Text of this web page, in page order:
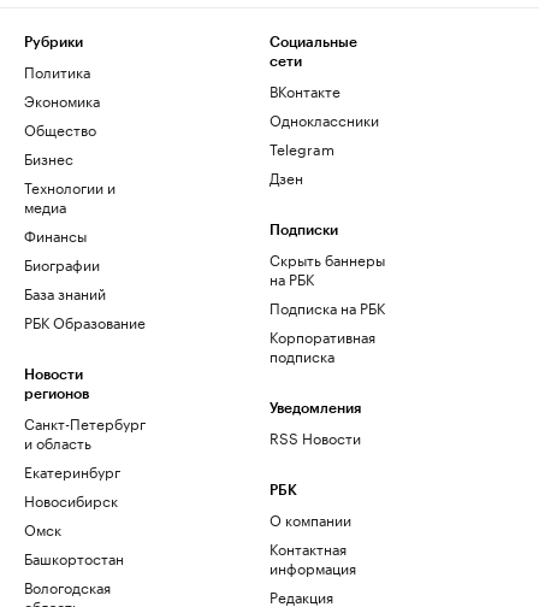
Рубрики
Политика
Экономика
Общество
Бизнес
Технологии и
медиа
Финансы
Биографии
База знаний
РБК Образование
Новости
регионов
Санкт-Петербург
и область
Екатеринбург
Новосибирск
Омск
Башкортостан
Вологодская
Социальные
сети
ВКонтакте
Одноклассники
Telegram
Дзен
Подписки
Скрыть баннеры
на РБК
Подписка на РБК
Корпоративная
подписка
Уведомления
RSS Новости
РБК
О компании
Контактная
информация
Редакция